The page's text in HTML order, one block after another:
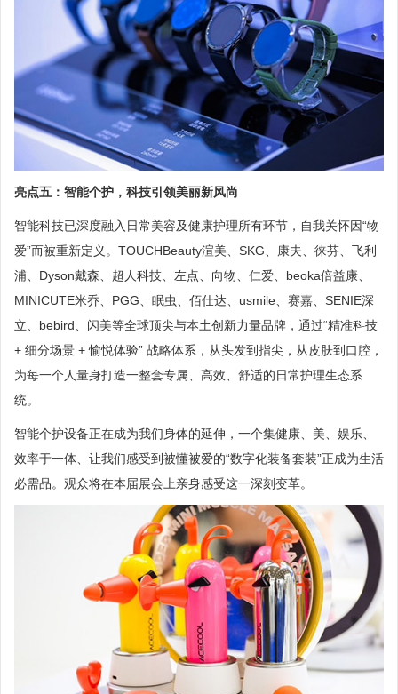
亮点五：智能个护，科技引领美丽新风尚
智能科技已深度融入日常美容及健康护理所有环节，自我关怀因“物
爱”而被重新定义。TOUCHBeauty渲美、SKG、康夫、徕芬、飞利
浦、Dyson戴森、超人科技、左点、向物、仁爱、beoka倍益康、
MINICUTE米乔、PGG、眠虫、佰仕达、usmile、赛嘉、SENIE深
立、bebird、闪美等全球顶尖与本土创新力量品牌，通过“精准科技
+ 细分场景 + 愉悦体验” 战略体系，从头发到指尖，从皮肤到口腔，
为每一个人量身打造一整套专属、高效、舒适的日常护理生态系
统。
智能个护设备正在成为我们身体的延伸，一个集健康、美、娱乐、
效率于一体、让我们感受到被懂被爱的“数字化装备套装”正成为生活
必需品。观众将在本届展会上亲身感受这一深刻变革。